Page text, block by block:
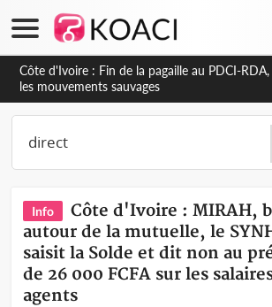
Côte d'Ivoire : Ouattara promet des sanctions
déguerpissements illégaux
Info
Côte d'Ivoire : MIRAH,
autour de la mutuelle, le
saisit la Solde et dit non au
de 26 000 FCFA sur les
agents